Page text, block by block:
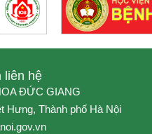
liên hệ
ĐỨC GIANG
Hưng, Thành phố Hà Nội